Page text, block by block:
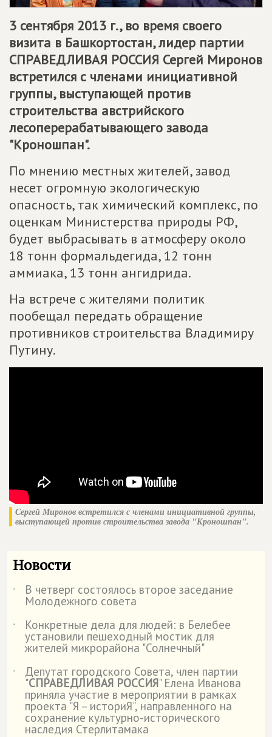
3 сентября 2013 г., во время своего
визита в Башкортостан, лидер партии
СПРАВЕДЛИВАЯ РОССИЯ Сергей Миронов
встретился с членами инициативной
группы, выступающей против
строительства австрийского
лесоперерабатывающего завода
"Кроношпан".
По мнению местных жителей, завод
несет огромную экологическую
опасность, так химический комплекс, по
оценкам Министерства природы РФ,
будет выбрасывать в атмосферу около
18 тонн формальдегида, 12 тонн
аммиака, 13 тонн ангидрида.
На встрече с жителями политик
пообещал передать обращение
противников строительства Владимиру
Путину.
Сергей Миронов встретился с членами инициативной группы,
выступающей против строительства завода "Кроношпан".
Новости
˙ В четверг состоялось второе заседание
Молодежного совета
˙
Конкретные дела для людей: в Белебее
установили пешеходный мостик для
жителей микрорайона "Солнечный"
˙
Депутат городского Совета, член партии
"СПРАВЕДЛИВАЯ РОССИЯ" Елена Иванова
приняла участие в мероприятии в рамках
проекта "Я – историЯ", направленного на
сохранение культурно-исторического
наследия Стерлитамака